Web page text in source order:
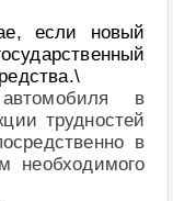
если новый
в
трудностей
в
необходимого